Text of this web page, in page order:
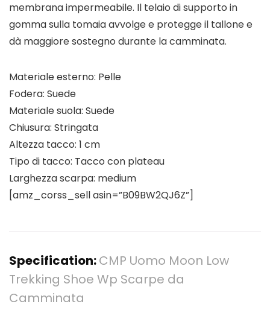
membrana impermeabile. Il telaio di supporto in
gomma sulla tomaia avvolge e protegge il tallone e
dà maggiore sostegno durante la camminata.
Materiale esterno: Pelle
Fodera: Suede
Materiale suola: Suede
Chiusura: Stringata
Altezza tacco: 1 cm
Tipo di tacco: Tacco con plateau
Larghezza scarpa: medium
[amz_corss_sell asin=”B09BW2QJ6Z”]
Specification:CMP Uomo Moon Low
Trekking Shoe Wp Scarpe da
Camminata